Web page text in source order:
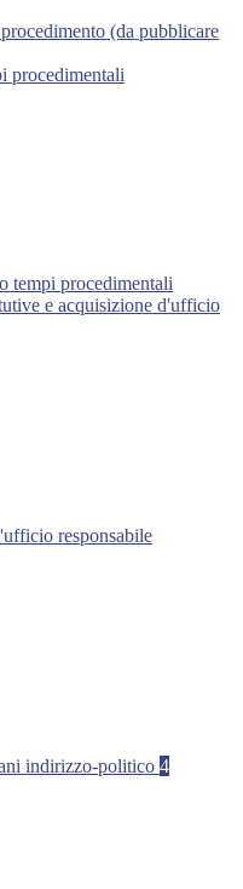
(da pubblicare
procedimentali
tempi procedimentali
e acquisizione d'ufficio
responsabile
indirizzo-politico 4